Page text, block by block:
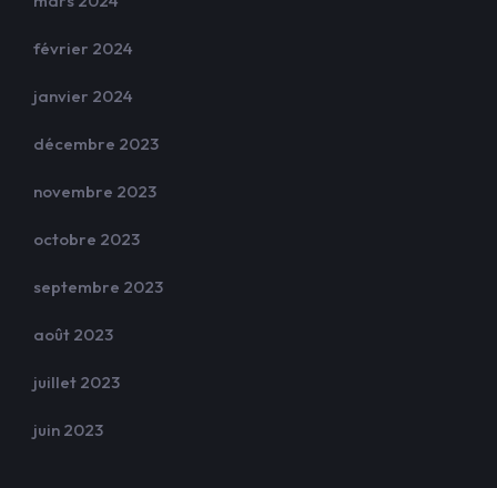
février 2024
janvier 2024
décembre 2023
novembre 2023
octobre 2023
septembre 2023
août 2023
juillet 2023
juin 2023